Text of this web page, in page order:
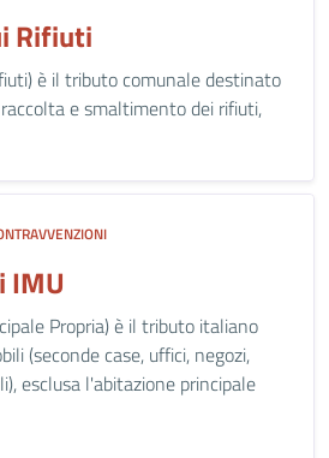
Rifiuti
è il tributo comunale destinato
e smaltimento dei rifiuti,
IMU
Propria) è il tributo italiano
(seconde case, uffici, negozi,
esclusa l'abitazione principale